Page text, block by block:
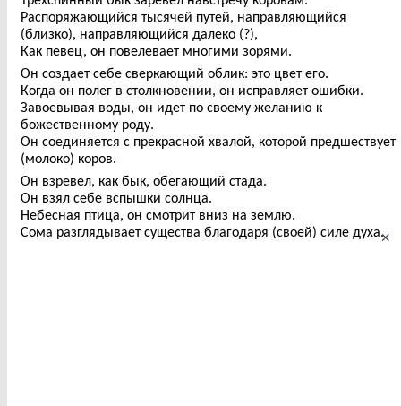
×
Распоряжающийся тысячей путей, направляющийся
(близко), направляющийся далеко (?),
Как певец, он повелевает многими зорями.
Он создает себе сверкающий облик: это цвет его.
Когда он полег в столкновении, он исправляет ошибки.
Завоевывая воды, он идет по своему желанию к
божественному роду.
Он соединяется с прекрасной хвалой, которой предшествует
(молоко) коров.
Он взревел, как бык, обегающий стада.
Он взял себе вспышки солнца.
Небесная птица, он смотрит вниз на землю.
Сома разглядывает существа благодаря (своей) силе духа.